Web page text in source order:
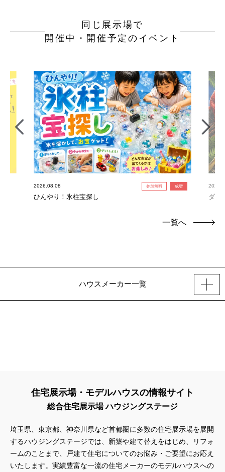
同じ展示場で
開催中・開催予定のイベント
2026.08.08 参加無料 成増
ひんやり！氷柱宝探し ダイ
一覧へ
ハウスメーカー一覧
住宅展示場・モデルハウスの情報サイト
総合住宅展示場 ハウジングステージ
埼玉県、東京都、神奈川県など首都圏に多数の住宅展示場を展開
するハウジングステージでは、新築や建て替えをはじめ、リフォ
ームのことまで、戸建て住宅についてのお悩み・ご要望にお応え
いたします。実績豊富な一流の住宅メーカーのモデルハウスへの